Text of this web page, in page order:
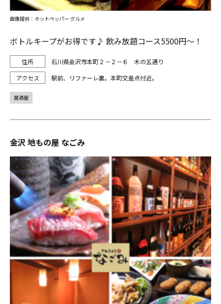
ボトルキープがお得です♪ 飲み放題コース5500円～！
石川県金沢市本町２－２－６ 木の五通り
駅前、リファーレ裏。本町交差点付近。
画像提供：ホットペッパー グルメ
居酒屋
金沢 地もの屋 なごみ